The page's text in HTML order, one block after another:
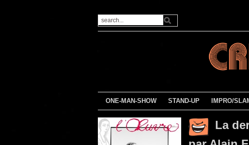
ONE-MAN-SHOW STAND-UP IMPRO/
La